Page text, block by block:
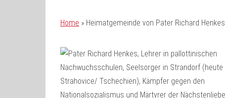
Home » Heimatgemeinde von Pater Richard Henkes